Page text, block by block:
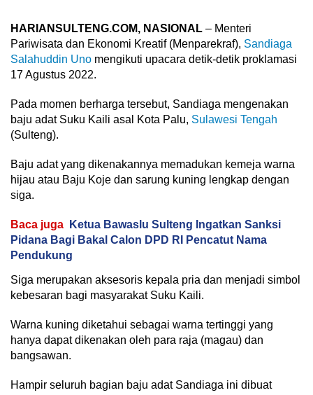
HARIANSULTENG.COM, NASIONAL – Menteri
Pariwisata dan Ekonomi Kreatif (Menparekraf), Sandiaga
Salahuddin Uno mengikuti upacara detik-detik proklamasi
17 Agustus 2022.
Pada momen berharga tersebut, Sandiaga mengenakan
baju adat Suku Kaili asal Kota Palu, Sulawesi Tengah
(Sulteng).
Baju adat yang dikenakannya memadukan kemeja warna
hijau atau Baju Koje dan sarung kuning lengkap dengan
siga.
Baca juga
Ketua Bawaslu Sulteng Ingatkan Sanksi
Pidana Bagi Bakal Calon DPD RI Pencatut Nama
Pendukung
Siga merupakan aksesoris kepala pria dan menjadi simbol
kebesaran bagi masyarakat Suku Kaili.
Warna kuning diketahui sebagai warna tertinggi yang
hanya dapat dikenakan oleh para raja (magau) dan
bangsawan.
Hampir seluruh bagian baju adat Sandiaga ini dibuat